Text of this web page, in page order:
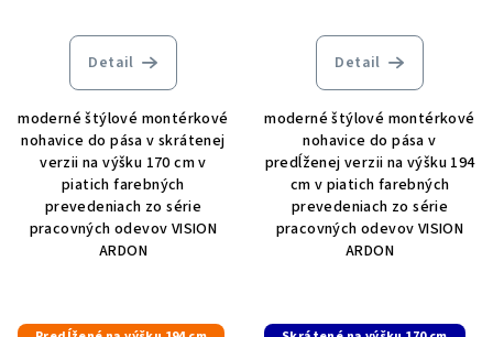
Detail
moderné štýlové montérkové
nohavice do pása v skrátenej
verzii na výšku 170 cm v
piatich farebných
prevedeniach zo série
pracovných odevov VISION
ARDON
Detail
moderné štýlové montérkové
nohavice do pása v
predĺženej verzii na výšku 194
cm v piatich farebných
prevedeniach zo série
pracovných odevov VISION
ARDON